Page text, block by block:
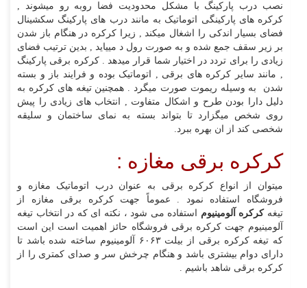
نصب درب پارکینگ با مشکل محدودیت فضا روبه رو میشوند ,
کرکره های پارکینگی اتوماتیک به مانند درب های پارکینگ سکشینال
فضای بسیار اندکی را اشغال میکند , زیرا کرکره در هنگام باز شدن
بر زیر سقف جمع شده و به صورت رول د مییاید , بدین ترتیب فضای
زیادی را برای تردد در اختیار شما قرار میدهد . کرکره برقی پارکینگ
, مانند سایر کرکره های برقی , اتوماتیک بوده و فرایند باز و بسته
شدن به وسیله ریموت صورت میگرد . همچنین تیغه های کرکره به
دلیل دارا بودن طرح و اشکال متفاوت , انتخاب های زیادی را پیش
روی شخص میگزارد تا بتواند بسته به نمای ساختمان و سلیقه
شخصی کند از ان بهره ببرد.
کرکره برقی مغازه :
میتوان از انواع کرکره برقی به عنوان درب اتوماتیک مغازه و
فروشگاه استفاده نمود . عموماً جهت کرکره برقی مغازه از
تیغهکرکره آلومینیوم استفاده می شود ، نکته ای که در انتخاب تیغه
آلومینیوم جهت کرکره برقی فروشگاه حائز اهمیت است این است
که تیغه کرکره برقی از بیلت ۶۰۶۳ آلومینیوم ساخته شده باشد تا
دارای دوام بیشتری باشد و هنگام چرخش سر و صدای کمتری را از
کرکره برقی شاهد باشیم .